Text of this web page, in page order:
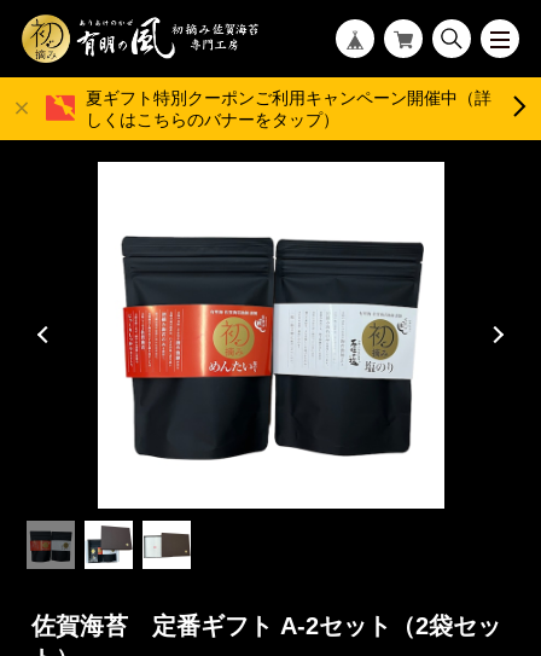
夏ギフト特別クーポンご利用キャンペーン開催中（詳
しくはこちらのバナーをタップ）
佐賀海苔 定番ギフト A-2セット（2袋セッ